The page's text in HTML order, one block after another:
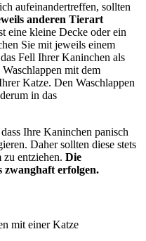
aufeinandertreffen, sollten
anderen Tierart
eine kleine Decke oder ein
Sie mit jeweils einem
Fell Ihrer Kaninchen als
mit dem
Katze. Den Waschlappen
in das
Ihre Kaninchen panisch
Daher sollten diese stets
entziehen. Die
zwanghaft erfolgen.